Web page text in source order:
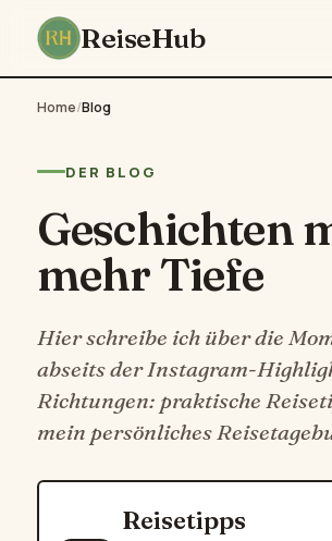
ReiseHub
Home/Blog
DER BLOG
Geschichten
mehr Tiefe
Hier schreibe ich über die
abseits der Instagram-
Richtungen: praktische
mein persönliches
Reisetipps